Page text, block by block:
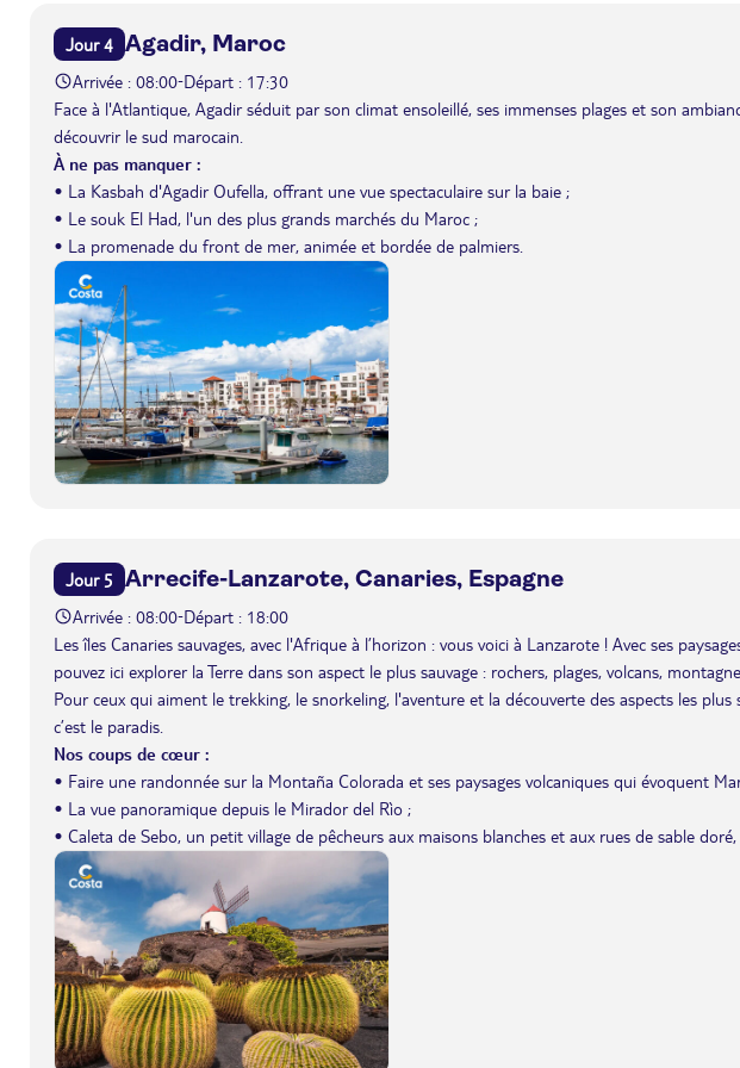
Jour 4 Agadir, Maroc
Arrivée : 08:00-Départ : 17:30
Face à l'Atlantique, Agadir séduit par son climat ensoleillé, ses immenses plages et son
découvrir le sud marocain.
À ne pas manquer :
• La Kasbah d'Agadir Oufella, offrant une vue spectaculaire sur la baie ;
• Le souk El Had, l'un des plus grands marchés du Maroc ;
• La promenade du front de mer, animée et bordée de palmiers.
Jour 5 Arrecife-Lanzarote, Canaries, Espagne
Arrivée : 08:00-Départ : 18:00
Les îles Canaries sauvages, avec l'Afrique à l’horizon : vous voici à Lanzarote ! Avec ses
pouvez ici explorer la Terre dans son aspect le plus sauvage : rochers, plages, volcans,
Pour ceux qui aiment le trekking, le snorkeling, l'aventure et la découverte des aspects les
c’est le paradis.
Nos coups de cœur :
• Faire une randonnée sur la Montaña Colorada et ses paysages volcaniques qui évoquent
• La vue panoramique depuis le Mirador del Rìo ;
• Caleta de Sebo, un petit village de pêcheurs aux maisons blanches et aux rues de sable